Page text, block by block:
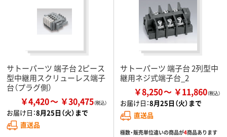
サトーパーツ 端子台 2ピース
型中継用スクリューレス端子
台（プラグ側）
￥4,420 ￥30,475
お届け日：8月25日（火）まで
直送品
サトーパーツ 端子台 2列型中
継用ネジ式端子台_2
￥8,250 ￥11,860
お届け日：8月25日（火）まで
直送品
極数・販売単位違いの商品が4商品あります